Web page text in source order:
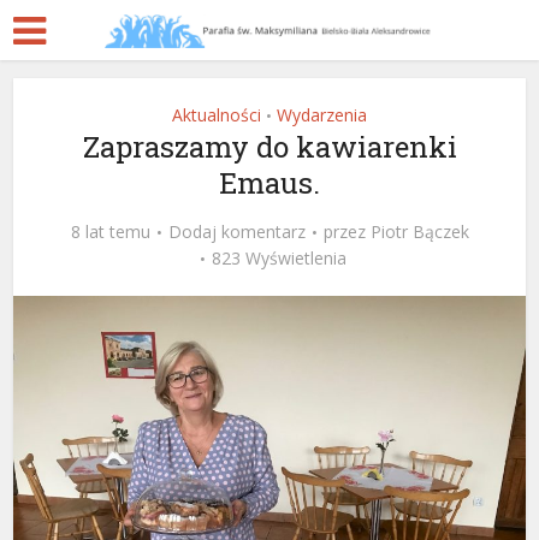
Aktualności • Wydarzenia
Zapraszamy do kawiarenki
Emaus.
8 lat temu Dodaj komentarz przez Piotr Bączek
823 Wyświetlenia